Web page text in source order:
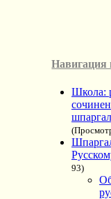
Навигация
Школа:
93)